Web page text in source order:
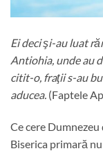
Ei deci şi-au luat
Antiohia, unde au
citit-o, fraţii s-au
aducea. (Faptele
Ce cere
Biserica primară